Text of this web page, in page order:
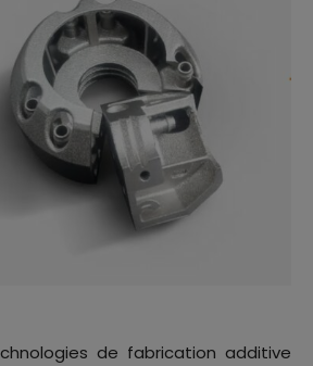
de fabrication additive